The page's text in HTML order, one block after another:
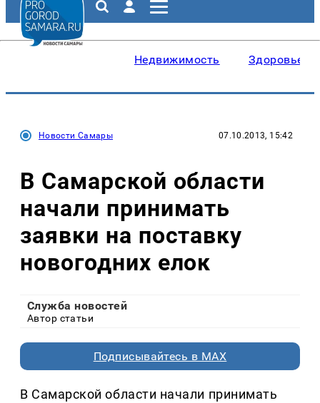
Недвижимость Здоровье
Новости Самары 07.10.2013, 15:42
В Самарской области
начали принимать
заявки на поставку
новогодних елок
Служба новостей
Автор статьи
Подписывайтесь в MAX
В Самарской области начали принимать